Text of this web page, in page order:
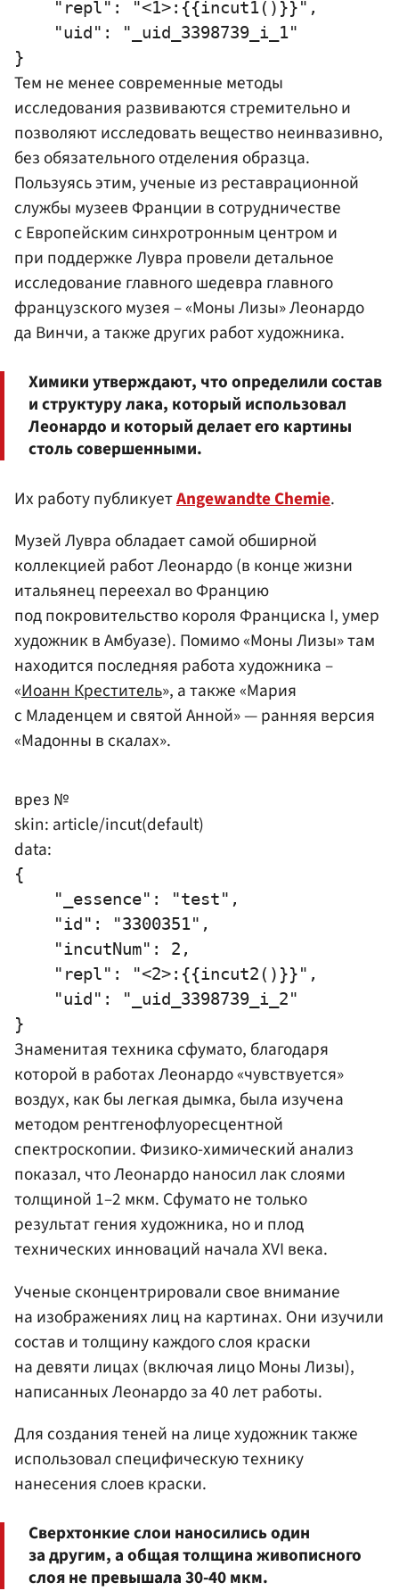
    "repl": "<1>:{{incut1()}}",
    "uid": "_uid_3398739_i_1"
Тем не менее современные методы
исследования развиваются стремительно и
позволяют исследовать вещество неинвазивно,
без обязательного отделения образца.
Пользуясь этим, ученые из реставрационной
службы музеев Франции в сотрудничестве
с Европейским синхротронным центром и
при поддержке Лувра провели детальное
исследование главного шедевра главного
французского музея – «Моны Лизы»Леонардо
да Винчи, а также других работ художника.
Химики утверждают, что определили состав
и структуру лака, который использовал
Леонардо и который делает его картины
столь совершенными.
Их работу публикуетAngewandte Chemie.
Музей Лувра обладает самой обширной
коллекцией работ Леонардо (в конце жизни
итальянец переехал во Францию
под покровительство короля Франциска I, умер
художник в Амбуазе). Помимо «Моны Лизы» там
находится последняя работа художника –
«Иоанн Креститель», а также «Мария
с Младенцем и святой Анной» — ранняя версия
«Мадонны в скалах».
врез №
skin: article/incut(default)
data:
{
    "_essence": "test",
    "id": "3300351",
    "incutNum": 2,
    "repl": "<2>:{{incut2()}}",
    "uid": "_uid_3398739_i_2"
Знаменитая техника сфумато, благодаря
которой в работах Леонардо «чувствуется»
воздух, как бы легкая дымка, была изучена
методом рентгенофлуоресцентной
спектроскопии. Физико-химический анализ
показал, что Леонардо наносил лак слоями
толщиной 1–2 мкм. Сфумато не только
результат гения художника, но и плод
технических инноваций начала XVI века.
Ученые сконцентрировали свое внимание
на изображениях лиц на картинах. Они изучили
состав и толщину каждого слоя краски
на девяти лицах (включая лицо Моны Лизы),
написанных Леонардо за 40 лет работы.
Для создания теней на лице художник также
использовал специфическую технику
нанесения слоев краски.
Сверхтонкие слои наносились один
за другим, а общая толщина живописного
слоя не превышала 30-40 мкм.